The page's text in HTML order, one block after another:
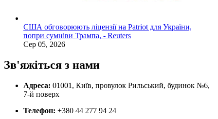
США обговорюють ліцензії на Patriot для України,
попри сумніви Трампа, - Reuters
Сер 05, 2026
Зв'яжіться з нами
Адреса: 01001, Київ, провулок Рильський, будинок №6,
7-й поверх
Телефон: +380 44 277 94 24